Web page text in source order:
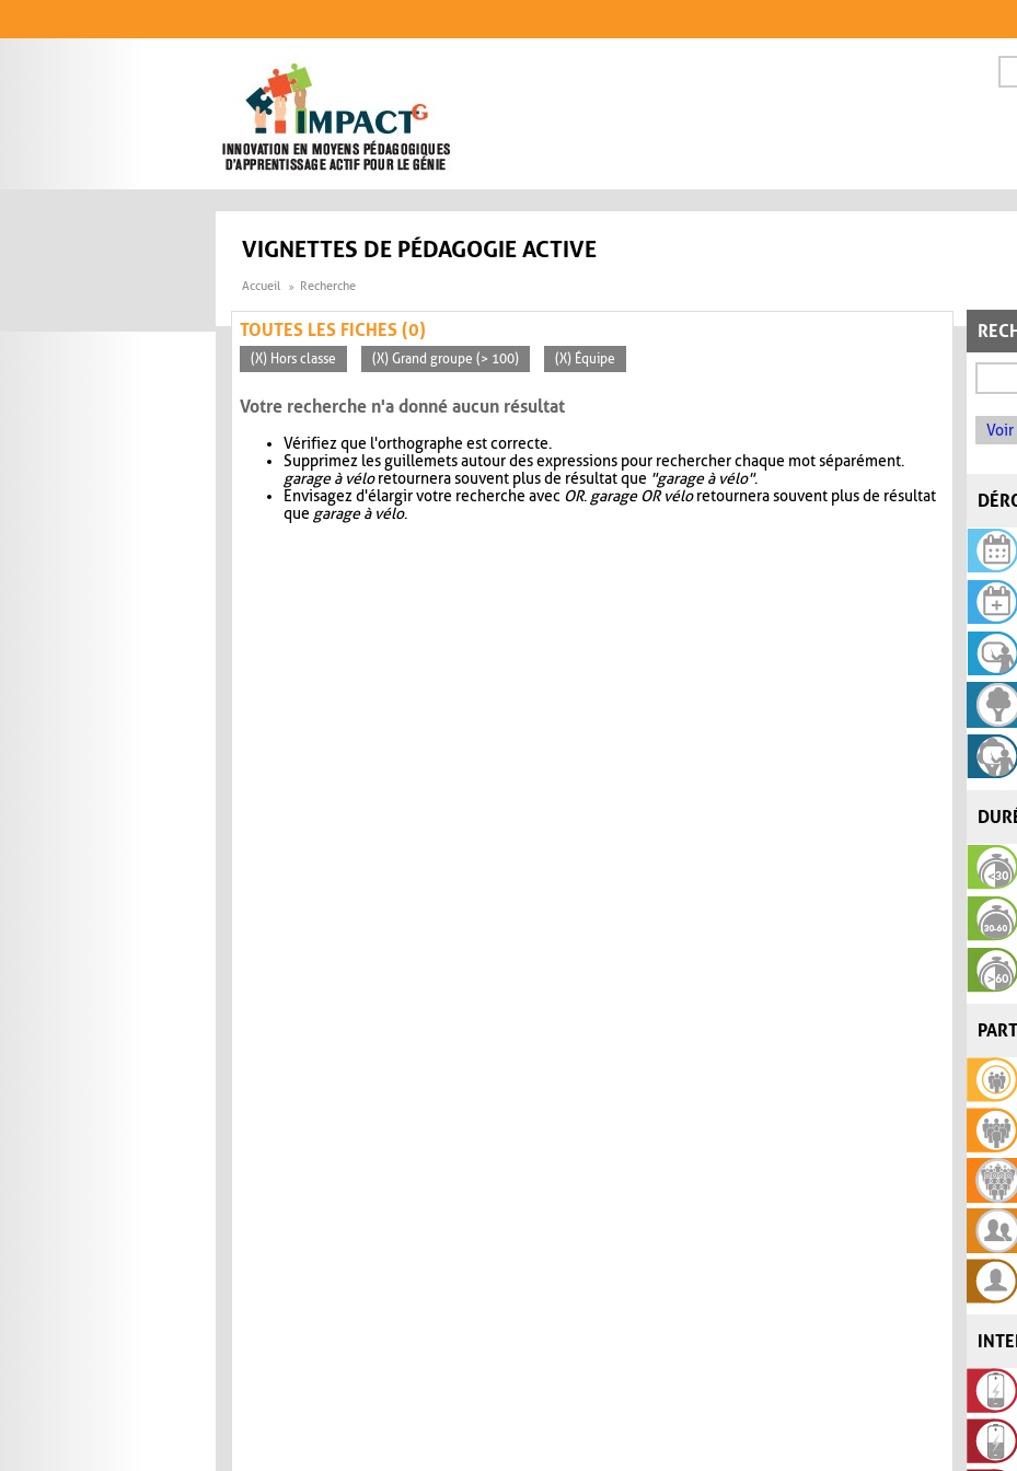
VIGNETTES DE PÉDAGOGIE ACTIVE
Accueil Recherche
Voir
TOUTES LES FICHES (0)
(X) Hors classe (X) Grand groupe (> 100) (X) Équipe
Votre recherche n'a donné aucun résultat
Vérifiez que l'orthographe est correcte.
Supprimez les guillemets autour des expressions pour rechercher chaque mot séparément.
garage à véloretournera souvent plus de résultat que "garage à vélo".
Envisagez d'élargir votre recherche avec OR. garage OR véloretournera souvent plus de résultat
que garage à vélo.